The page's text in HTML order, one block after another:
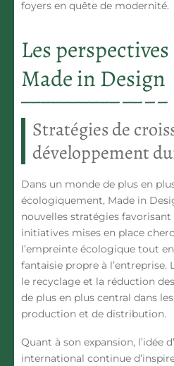
foyers en quête de modernité.
Les
Made in Design
Stratégies de
développement
Dans un monde de plus en
écologiquement, Made in
nouvelles stratégies
initiatives mises en place
l’empreinte écologique tout
fantaisie propre à l’entreprise.
le recyclage et la réduction
de plus en plus central dans
production et de distribution.
Quant à son expansion, l’idée
international continue